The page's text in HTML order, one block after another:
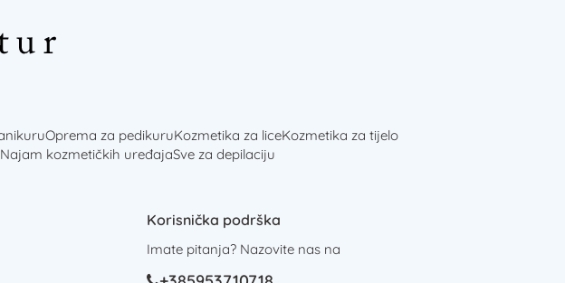
Oprema za pedikuruKozmetika za liceKozmetika za tijelo
Najam kozmetičkih uređajaSve za depilaciju
Korisnička podrška
Imate pitanja? Nazovite nas na